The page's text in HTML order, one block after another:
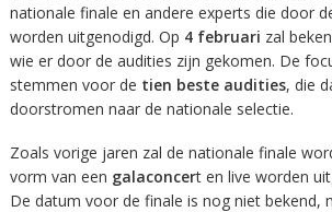
nationale finale en andere experts die door
worden uitgenodigd. Op 4 februari zal
wie er door de audities zijn gekomen. De
stemmen voor de tien beste audities, die
doorstromen naar de nationale selectie.
Zoals vorige jaren zal de nationale finale
vorm van een galaconcert en live worden
De datum voor de finale is nog niet bekend,